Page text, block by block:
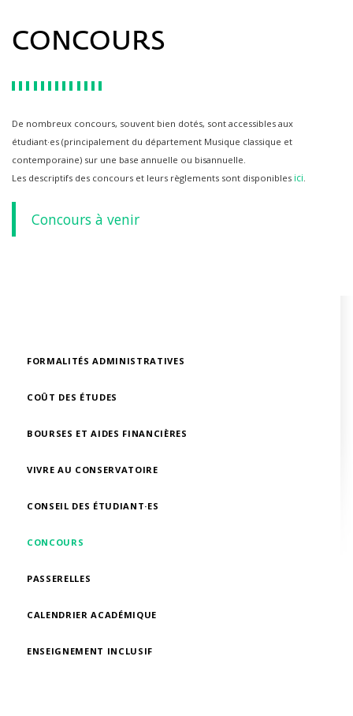
FORMALITÉS ADMINISTRATIVES
COÛT DES ÉTUDES
BOURSES ET AIDES FINANCIÈRES
VIVRE AU CONSERVATOIRE
CONSEIL DES ÉTUDIANT·ES
CONCOURS
PASSERELLES
CALENDRIER ACADÉMIQUE
ENSEIGNEMENT INCLUSIF
CONCOURS
De nombreux concours, souvent bien dotés, sont accessibles aux
étudiant·es (principalement du département Musique classique et
contemporaine) sur une base annuelle ou bisannuelle.
Les descriptifs des concours et leurs règlements sont disponibles ici.
Concours à venir